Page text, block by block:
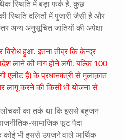
स्थिति में बड़ा फर्क है. कुछ
स्थिति दलितों में पुजारी जैसी है और
अन्य अनुसूचित जातियों की अपेक्षा
हुआ. इतना तीव्र कि केन्द्र
लाने की मांग होने लगी. बल्कि 100
एलीट हैं) के प्रधानमंत्री से मुलाक़ात
लागू करने की किसी भी योजना से
का तर्क था कि इससे बहुजन
सामाजिक फूट पैदा
कोई भी इससे उपजने वाले आर्थिक